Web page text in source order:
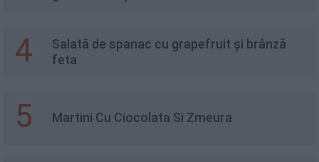
4
Salată de spanac cu grapefruit și brânză
feta
5 Martini Cu Ciocolata Si Zmeura